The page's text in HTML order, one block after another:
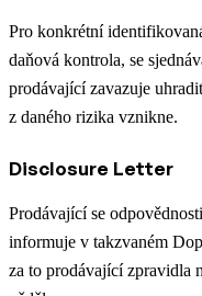
Pro konkrétní
daňová kontrola, se
prodávající zavazuje
z daného rizika vznikne.
Disclosure Letter
Prodávající se
informuje v takzvaném
za to prodávající zpravidla